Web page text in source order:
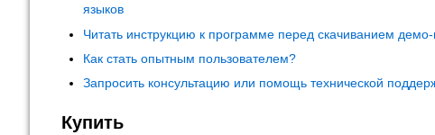
языков
Читать инструкцию к программе перед скачиванием демо-
Как стать опытным пользователем?
Запросить консультацию или помощь технической
Купить